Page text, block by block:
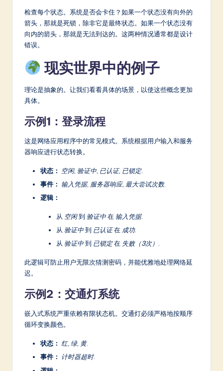
检查每个状态。系统是否会卡住？如果一个状态没有向外的
箭头，那就是死锁，除非它是最终状态。如果一个状态没有
向内的箭头，那就是无法到达的。这两种情况通常都是设计
错误。
现实世界中的例子
理论是抽象的。让我们看看具体的场景，以使这些概念更加
具体。
示例1：登录流程
这是网络应用程序中的常见模式。系统根据用户输入和服务
器响应进行状态转换。
状态： 空闲, 验证中 已认证, 已锁定.
事件： 输入凭据, 服务器响应, 最大尝试次数.
逻辑：
从 空闲到 验证中在输入凭据.
从 验证中到 已认证在 成功.
从 验证中到 已锁定在 失败（3次） .
此逻辑可防止用户无限次猜测密码，并能优雅地处理网络延
迟。
示例2：交通灯系统
嵌入式系统严重依赖有限状态机。交通灯必须严格地按顺序
循环变换颜色。
状态： 红, 绿, 黄.
事件： 计时器超时.